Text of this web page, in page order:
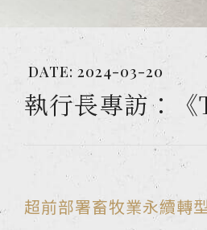
DATE: 2024-03-20
執行長專訪：
超前部署畜牧業永續轉